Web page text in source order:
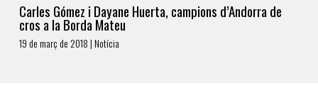
Carles Gómez i Dayane Huerta, campions d’Andorra de
cros a la Borda Mateu
19 de març de 2018 | Notícia